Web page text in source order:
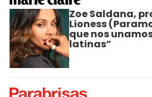
Zoe Saldana,
Lioness
que nos
latinas”